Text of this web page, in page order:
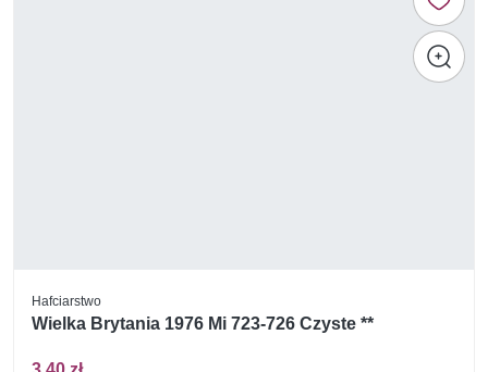
Hafciarstwo
Wielka Brytania 1976 Mi 723-726 Czyste **